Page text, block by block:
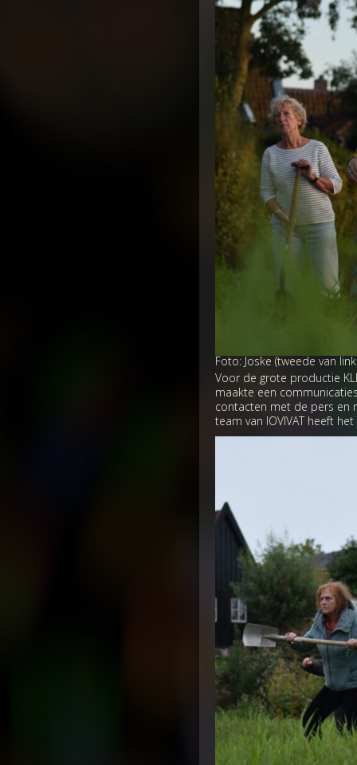
Foto: Joske (tweede van
Voor de grote productie
maakte een
contacten met de pers en
team van IOVIVAT heeft